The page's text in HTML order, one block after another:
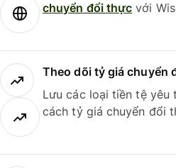
chuyển đổi thực với
Theo dõi tỷ giá chuyển
Lưu các loại tiền tệ yêu
cách tỷ giá chuyển đổi